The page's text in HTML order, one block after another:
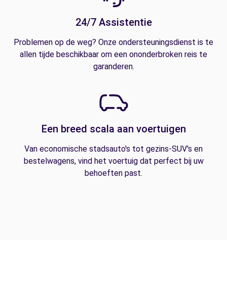
24/7 Assistentie
Problemen op de weg? Onze ondersteuningsdienst is te
allen tijde beschikbaar om een ononderbroken reis te
garanderen.
Een breed scala aan voertuigen
Van economische stadsauto's tot gezins-SUV's en
bestelwagens, vind het voertuig dat perfect bij uw
behoeften past.